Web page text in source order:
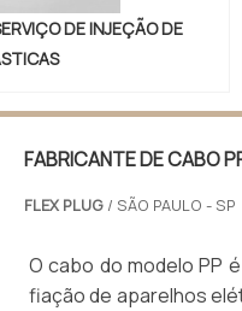
DE INJEÇÃO DE
FABRICANTE DE CABO
FLEX PLUG/ SÃO PAULO - SP
O cabo do modelo PP
fiação de aparelhos